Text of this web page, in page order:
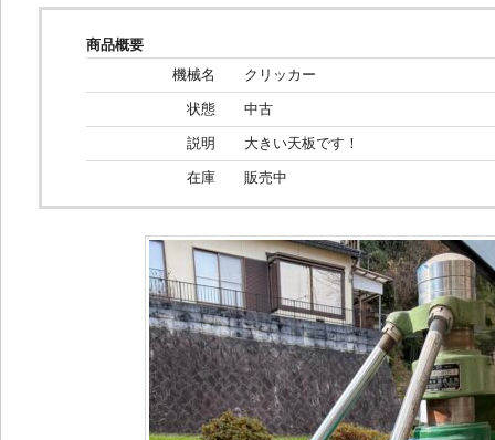
商品概要
機械名
クリッカー
状態 中古
説明 大きい天板です！
在庫 販売中